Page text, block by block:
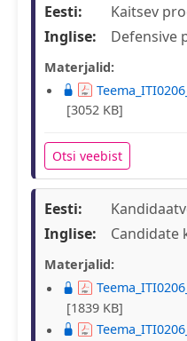
Eesti:
Kaitsev
Inglise:
Defensive
Materjalid:
[3052 KB]
Otsi veebist
Eesti:
Inglise:
Candidate
Materjalid:
[1839 KB]